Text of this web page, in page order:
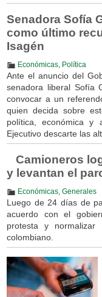
Senadora Sofía
como último
Isagén
Económicas, Política
Ante el anuncio del
senadora liberal Sofía
convocar a un
quien decida sobre
política, económica
Ejecutivo descarte las
Camioneros
y levantan el
Económicas, Generales
Luego de 24 días de
acuerdo con el
protesta y
colombiano.